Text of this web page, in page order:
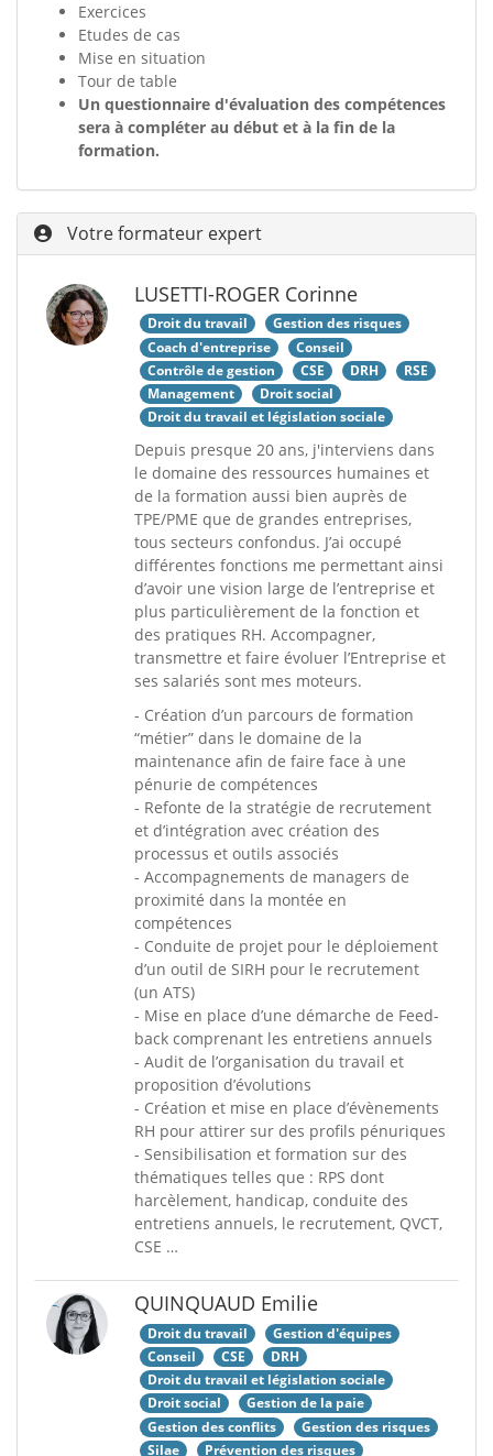
Exercices
Etudes de cas
Mise en situation
Tour de table
Un questionnaire d'évaluation des compétences
sera à compléter au début et à la fin de la
formation.
Votre formateur expert
LUSETTI-ROGER Corinne
Droit du travail
Gestion des risques
Coach d'entreprise
Conseil
Contrôle de gestion
CSE DRH
RSE
Management
Droit social
Droit du travail et législation sociale
Depuis presque 20 ans, j'interviens dans
le domaine des ressources humaines et
de la formation aussi bien auprès de
TPE/PME que de grandes entreprises,
tous secteurs confondus. J’ai occupé
différentes fonctions me permettant ainsi
d’avoir une vision large de l’entreprise et
plus particulièrement de la fonction et
des pratiques RH. Accompagner,
transmettre et faire évoluer l’Entreprise et
ses salariés sont mes moteurs.
- Création d’un parcours de formation
“métier” dans le domaine de la
maintenance afin de faire face à une
pénurie de compétences
- Refonte de la stratégie de recrutement
et d’intégration avec création des
processus et outils associés
- Accompagnements de managers de
proximité dans la montée en
compétences
- Conduite de projet pour le déploiement
d’un outil de SIRH pour le recrutement
(un ATS)
- Mise en place d’une démarche de Feed-
back comprenant les entretiens annuels
- Audit de l’organisation du travail et
proposition d’évolutions
- Création et mise en place d’évènements
RH pour attirer sur des profils pénuriques
- Sensibilisation et formation sur des
thématiques telles que : RPS dont
harcèlement, handicap, conduite des
entretiens annuels, le recrutement, QVCT,
CSE …
QUINQUAUD Emilie
Droit du travail
Gestion d'équipes
Conseil
CSE
DRH
Droit du travail et législation sociale
Droit social
Gestion de la paie
Gestion des conflits
Gestion des risques
Silae
Prévention des risques